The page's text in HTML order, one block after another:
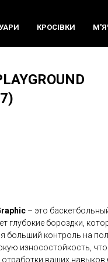
КРОСIВКИ
– это
глубокие бороздки,
больший контроль на
износостойкость, что
ваших навыков